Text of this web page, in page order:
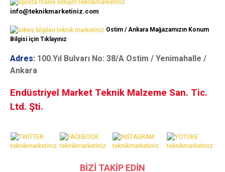
info@teknikmarketiniz.com
Ostim / Ankara Mağazamızın Konum
Bilgisi için Tıklayınız
Adres: 100.Yıl Bulvarı No: 38/A Ostim / Yenimahalle /
Ankara
Endüstriyel Market Teknik Malzeme San. Tic.
Ltd. Şti.
BİZİ TAKİP EDİN